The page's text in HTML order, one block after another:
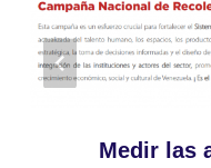
Medir las